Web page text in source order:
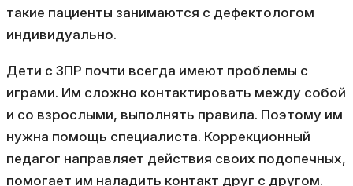
такие пациенты занимаются с дефектологом
индивидуально.
Дети с ЗПР почти всегда имеют проблемы с
играми. Им сложно контактировать между собой
и со взрослыми, выполнять правила. Поэтому им
нужна помощь специалиста. Коррекционный
педагог направляет действия своих подопечных,
помогает им наладить контакт друг с другом.